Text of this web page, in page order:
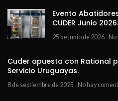
Evento
CUDER Junio 2026.
25 de junio de 2026
Cuder apuesta con Rational
Servicio Uruguayas.
8 de septiembre de 2025 No hay